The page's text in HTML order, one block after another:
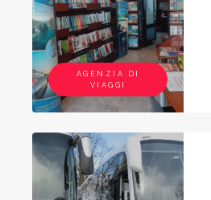
AGENZIA DI
VIAGGI